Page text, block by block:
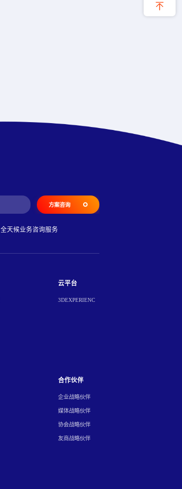
方案咨询
全天候业务咨询服务
云平台
3DEXPERIENC
合作伙伴
企业战略伙伴
媒体战略伙伴
协会战略伙伴
友商战略伙伴